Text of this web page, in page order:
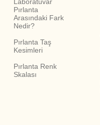
Pırlanta
Arasındaki Fark
Nedir?
Pırlanta Taş
Kesimleri
Pırlanta Renk
Skalası